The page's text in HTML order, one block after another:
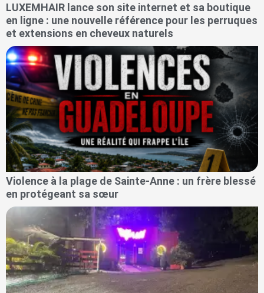
LUXEMHAIR lance son site internet et sa boutique
en ligne : une nouvelle référence pour les perruques
et extensions en cheveux naturels
Violence à la plage de Sainte-Anne : un frère blessé
en protégeant sa sœur